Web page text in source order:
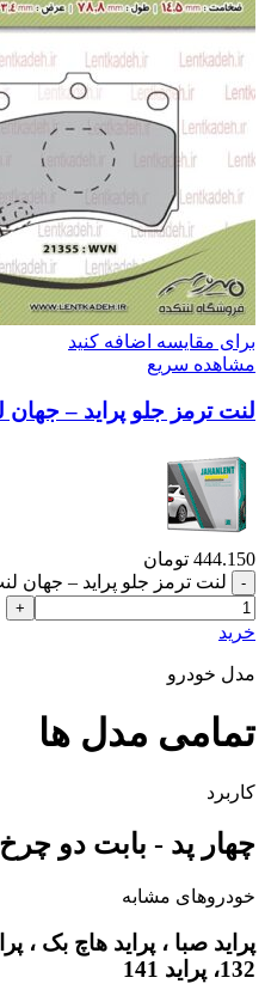
برای مقایسه اضافه کنید
مشاهده سریع
لنت ترمز جلو پراید –
444.150 تومان
لنت ترمز جلو پراید – جهان
خرید
مدل خودرو
تمامی مدل ها
کاربرد
چهار پد - بابت دو
خودروهای مشابه
132، پراید 141